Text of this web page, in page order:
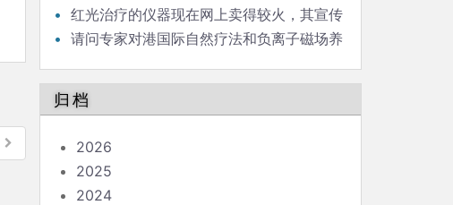
是否有科学依据？
红光治疗的仪器现在网上卖得较火，其宣传
的工作原理科学吗？
请问专家对港国际自然疗法和负离子磁场养
归档
2026
2025
2024